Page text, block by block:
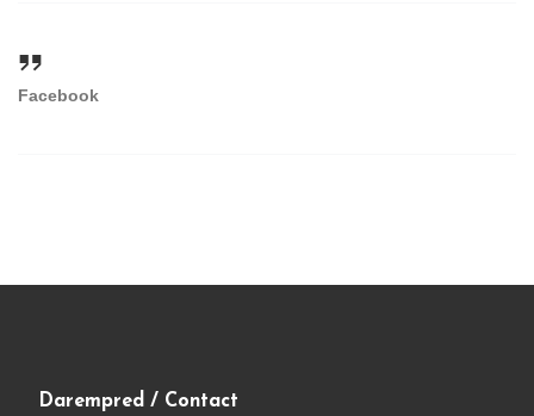
Facebook
Darempred / Contact